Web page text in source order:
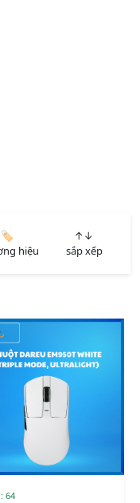
🏷️
hiệu
↑↓
sắp xếp
64